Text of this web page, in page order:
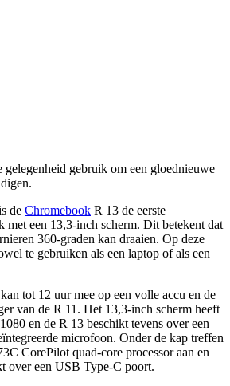
gelegenheid gebruik om een gloednieuwe
de Chromebook R 13 de eerste
met een 13,3-inch scherm. Dit betekent dat
360-graden kan draaien. Op deze
te gebruiken als een laptop of als een
tot 12 uur mee op een volle accu en de
van de R 11. Het 13,3-inch scherm heeft
en de R 13 beschikt tevens over een
microfoon. Onder de kap treffen
CorePilot quad-core processor aan en
over een USB Type-C poort.